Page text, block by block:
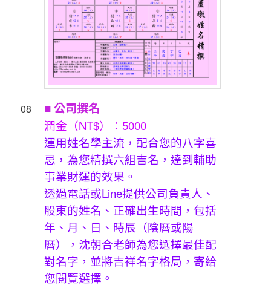
08 ■ 公司撰名
潤金（NT$）：5000
運用姓名學主流，配合您的八字喜
忌，為您精撰六組吉名，達到輔助
事業財運的效果。
透過電話或Line提供公司負責人、
股東的姓名、正確出生時間，包括
年、月、日、時辰（陰曆或陽
曆），沈朝合老師為您選擇最佳配
對名字，並將吉祥名字格局，寄給
您閱覽選擇。